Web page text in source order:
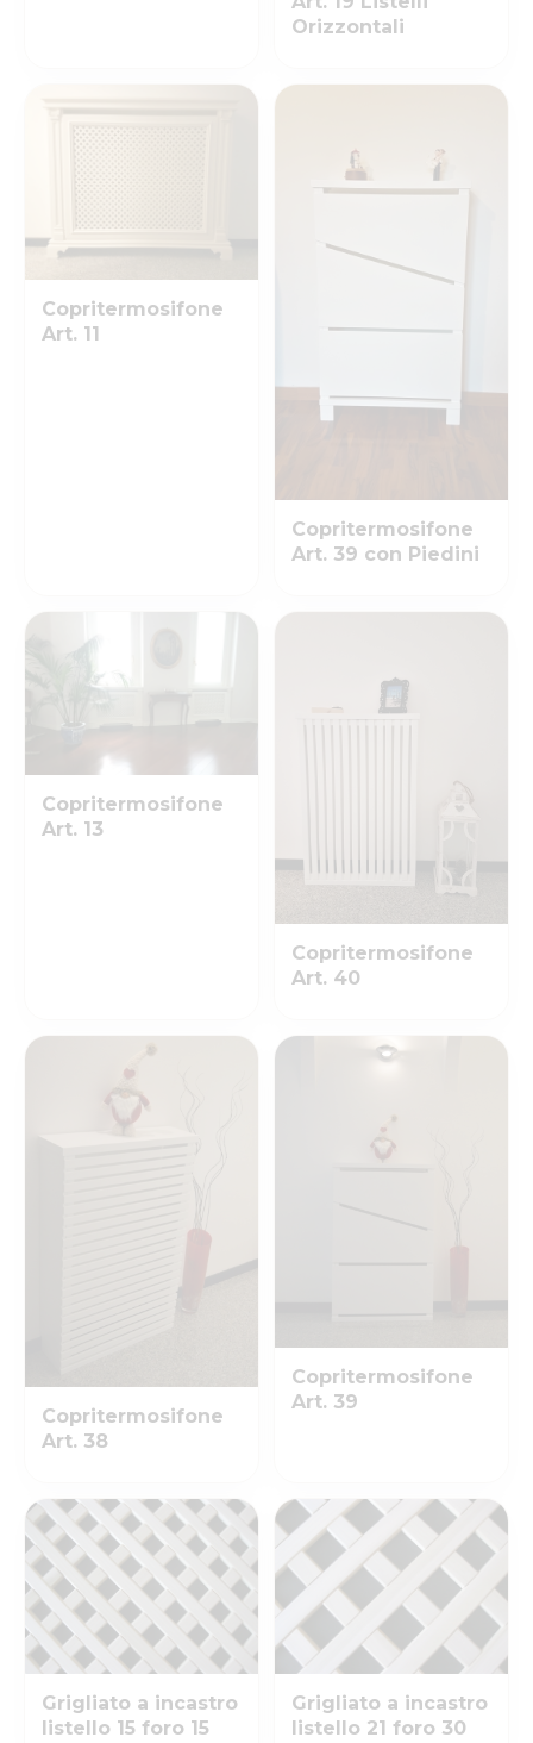
Orizzontali
Copritermosifone
Art. 11
Copritermosifone
Art. 39 con Piedini
Copritermosifone
Art. 13
Copritermosifone
Art. 40
Copritermosifone
Art. 38
Copritermosifone
Art. 39
Grigliato a incastro
listello 15 foro 15
Grigliato a incastro
listello 21 foro 30